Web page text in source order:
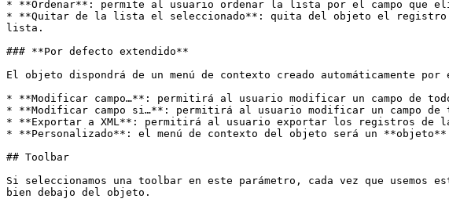
* **Ordenar**: permite al usuario ordenar la lista por el campo que
* **Quitar de la lista el seleccionado**: quita del objeto el registro
lista.
### **Por defecto extendido**
El objeto dispondrá de un menú de contexto creado automáticamente
* **Modificar campo…**: permitirá al usuario modificar un campo de
* **Modificar campo si…**: permitirá al usuario modificar un campo
* **Exportar a XML**: permitirá al usuario exportar los registros de
* **Personalizado**: el menú de contexto del objeto será un **objeto**
## Toolbar
Si seleccionamos una toolbar en este parámetro, cada vez que
bien debajo del objeto.